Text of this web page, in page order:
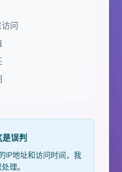
问
误判
IP地址和访问时间，我
理。